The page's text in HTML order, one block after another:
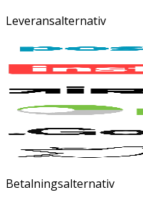
Leveransalternativ
Betalningsalternativ